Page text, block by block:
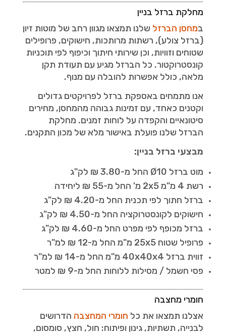
מחלקת ברזל בניין
במחסן הברזל שלנו תמצאו מגוון רחב של מוטות זיון
(ברזל צולע), רשתות מרותכות, חישוקים, פרופילים
שטוחים וזוויות, וכן שירותי חיתוך וכיפוף לפי תוכניות
קונסטרוקטור. כל הברזל מגיע עם תעודת תקן
מלאה, כולל אפשרות להובלה עם מנוף.
אנו מתמחים באספקת ברזל לפרויקטים גדולים
וקטנים כאחד, עם זמינות גבוהה מהמחסן, מחירים
סיטונאיים והקפדה על לוחות זמנים. מחלקת
הברזל שלנו פועלת באישור מלא של מכון התקנים.
מבצעי ברזל בניין:
מוט ברזל Ø10 החל מ-3.80 ₪ לק"ג
רשת 4 מ"מ 2x5 מ' החל מ-55 ₪ ליחידה
ברזל חתוך לפי תכנית החל מ-4.20 ₪ לק"ג
חישוקים לקונסטרוקציה החל מ-4.50 ₪ לק"ג
ברזל מכופף לפי מפרט החל מ-4.60 ₪ לק"ג
פרופיל שטוח 25x5 מ"מ החל מ-12 ₪ למ"ר
זווית ברזל 40x40x4 מ"מ החל מ-14 ₪ למ"ר
פסי חשמל / מסילות ללוחות החל מ-9 ₪ למטר
חומרי מחצבה
אצלנו תמצאו את כל חומרי המחצבה הדרושים
לבנייה, תשתיות, גינון ופיתוח: חול, חצץ, סומסום,